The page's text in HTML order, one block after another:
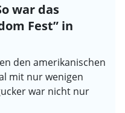
war das
Fest” in
den amerikanischen
mit nur wenigen
war nicht nur